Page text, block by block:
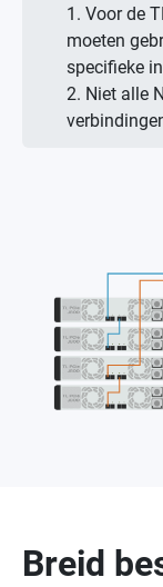
1. Voor de
moeten
specifieke
2. Niet alle
Breid